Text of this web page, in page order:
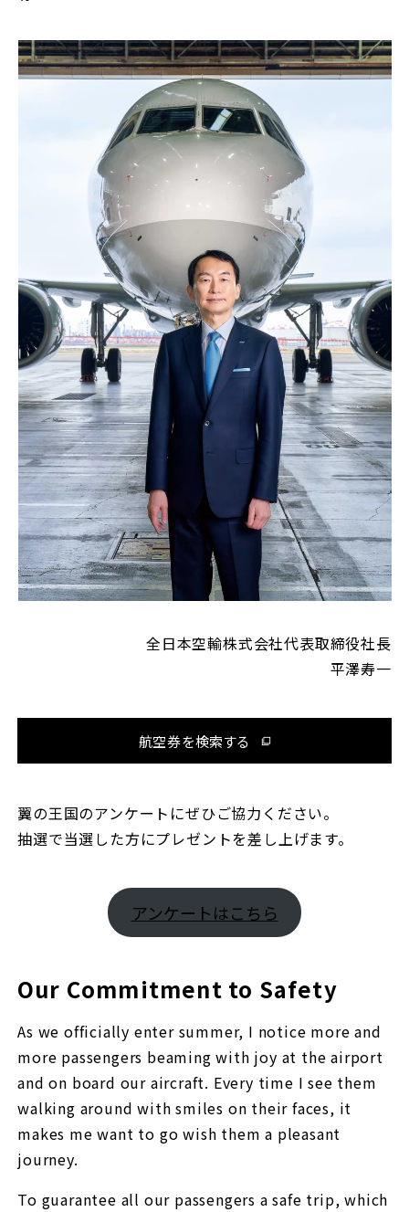
全日本空輸株式会社代表取締役社長
平澤寿一
航空券を検索する
翼の王国のアンケートにぜひご協力ください。
抽選で当選した方にプレゼントを差し上げます。
アンケートはこちら
Our Commitment to Safety
As we officially enter summer, I notice more and
more passengers beaming with joy at the airport
and on board our aircraft. Every time I see them
walking around with smiles on their faces, it
makes me want to go wish them a pleasant
journey.
To guarantee all our passengers a safe trip, which